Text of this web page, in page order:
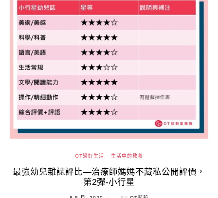
OT過好生活 生活中的教養
最強幼兒雜誌評比—治療師媽媽不藏私公開評價，
第2彈-小行星